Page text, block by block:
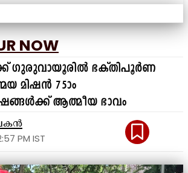
NOW
ഗുരുവായൂരിൽ ഭക്തിപൂർണ
മിഷൻ 75ാം
ആത്മീയ ഭാവം
PM IST